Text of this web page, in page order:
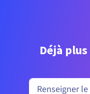
Déjà